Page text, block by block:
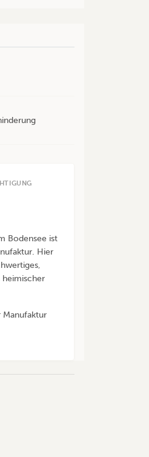
Bodensee ist
Hier
heimischer
Manufaktur